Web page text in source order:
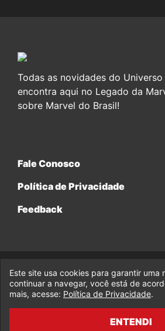
Todas as novidades do
encontra aqui no Legado da
sobre Marvel do Brasil!
Fale Conosco
Política de Privacidade
Feedback
© 2017-2026 Legado da Marvel, uma
Enterprises.
fabiolobo
Este site usa cookies para garantir uma
continuar a navegar, você está de
mais, acesse: Política de Privacidade.
ENTENDI